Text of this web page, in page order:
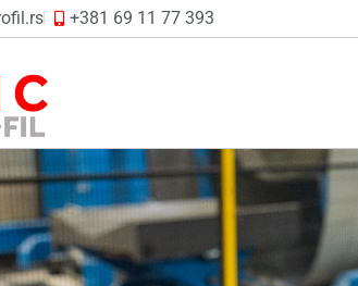
+381 69 11 77 393